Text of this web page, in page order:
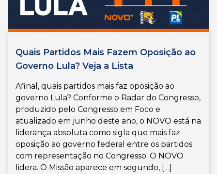
Quais Partidos Mais Fazem Oposição ao
Governo Lula? Veja a Lista
Afinal, quais partidos mais faz oposição ao
governo Lula? Conforme o Radar do Congresso,
produzido pelo Congresso em Foco e
atualizado em junho deste ano, o NOVO está na
liderança absoluta como sigla que mais faz
oposição ao governo federal entre os partidos
com representação no Congresso. O NOVO
lidera. O Missão aparece em segundo, […]